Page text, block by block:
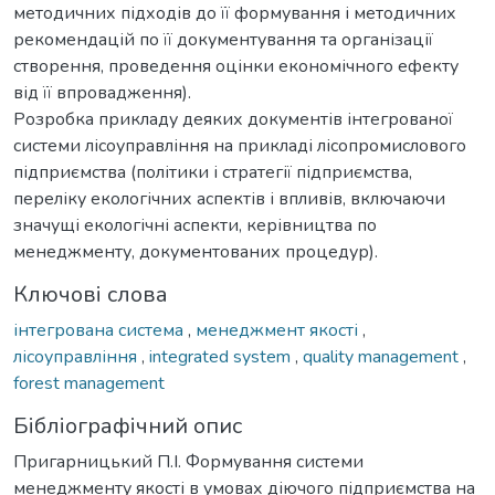
методичних підходів до її формування і методичних
рекомендацій по її документування та організації
створення, проведення оцінки економічного ефекту
від її впровадження).
Розробка прикладу деяких документів інтегрованої
системи лісоуправління на прикладі лісопромислового
підприємства (політики і стратегії підприємства,
переліку екологічних аспектів і впливів, включаючи
значущі екологічні аспекти, керівництва по
менеджменту, документованих процедур).
Ключові слова
інтегрована система , менеджмент якості ,
лісоуправління , integrated system , quality management,
forest management
Бібліографічний опис
Пригарницький П.І. Формування системи
менеджменту якості в умовах діючого підприємства на